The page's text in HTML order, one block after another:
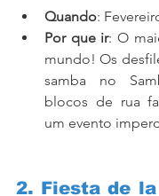
Quando:
Por que ir: O
mundo! Os
samba no
blocos de rua
um evento
2. Fiesta de